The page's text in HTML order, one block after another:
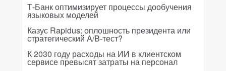
Т-Банк оптимизирует процессы дообучения
языковых моделей
Казус Rapidus: оплошность президента или
стратегический A/B-тест?
К 2030 году расходы на ИИ в клиентском
сервисе превысят затраты на персонал